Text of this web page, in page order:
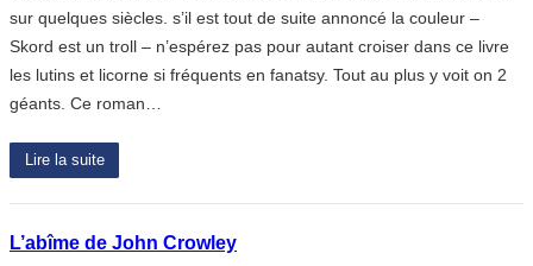
sur quelques siècles. s’il est tout de suite annoncé la couleur –
Skord est un troll – n’espérez pas pour autant croiser dans ce livre
les lutins et licorne si fréquents en fanatsy. Tout au plus y voit on 2
géants. Ce roman…
Lire la suite
L’abîme de John Crowley